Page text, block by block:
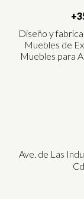
Diseño y
Muebles de
Muebles para
Ave. de Las